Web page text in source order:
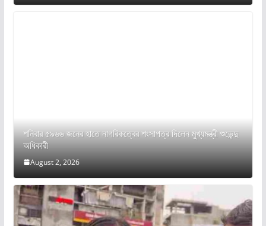
শনিবার ৫৯৬৬ জনের হাতে নাগরিকত্বের শংসাপত্র দিলেন মুখ্যমন্ত্রী শুভেন্দু
অধিকারী
August 2, 2026